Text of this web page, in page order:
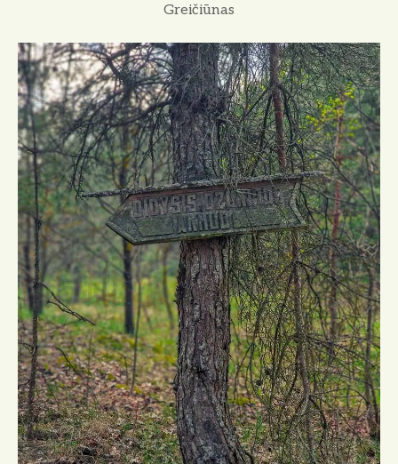
Greičiūnas